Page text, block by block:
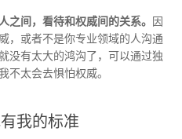
之间，看待和权威间的关系。 因
，或者不是你专业领域的人沟通
没有太大的鸿沟了，可以通过独
不太会去惧怕权威。
我的标准